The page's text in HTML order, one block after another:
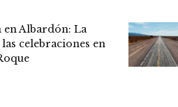
Albardón: La
celebraciones en